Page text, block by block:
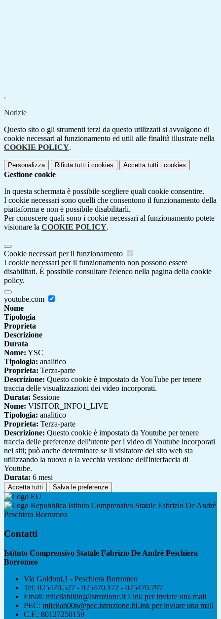
.
Notizie
Questo sito o gli strumenti terzi da questo utilizzati si avvalgono di
cookie necessari al funzionamento ed utili alle finalità illustrate nella
COOKIE POLICY.
Personalizza Rifiuta tutti i cookies Accetta tutti i cookies
Gestione cookie
In questa schermata è possibile scegliere quali cookie consentire.
I cookie necessari sono quelli che consentono il funzionamento della
piattaforma e non è possibile disabilitarli.
Per conoscere quali sono i cookie necessari al funzionamento potete
visionare la COOKIE POLICY.
Cookie necessari per il funzionamento
I cookie necessari per il funzionamento non possono essere
disabilitati. È possibile consultare l'elenco nella pagina della cookie
policy.
youtube.com
Nome
Tipologia
Proprieta
Descrizione
Durata
Nome: YSC
Tipologia: analitico
Proprieta: Terza-parte
Descrizione: Questo cookie è impostato da YouTube per tenere
traccia delle visualizzazioni dei video incorporati.
Durata: Sessione
Nome: VISITOR_INFO1_LIVE
Tipologia: analitico
Proprieta: Terza-parte
Descrizione: Questo cookie è impostato da Youtube per tenere
traccia delle preferenze dell'utente per i video di Youtube incorporati
nei siti; può anche determinare se il visitatore del sito web sta
utilizzando la nuova o la vecchia versione dell'interfaccia di
Youtube.
Durata: 6 mesi
Accetta tutti Salva le preferenze
Istituto Comprensivo Statale Fabrizio De Andrè
Peschiera Borromeo
Contatti
Istituto Comprensivo Statale Fabrizio De Andrè Peschiera
Borromeo
Via Goldoni,1 - Peschiera Borromeo
Tel: 025470.527 - 025470.172 - 025470.797
Email: miic8ab00n@istruzione.it Link per inviare una mail
PEC: miic8ab00n@pec.istruzione.itLink per inviare una mail
C.F.: 80127250159